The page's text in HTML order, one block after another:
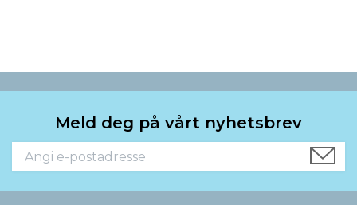
Meld deg på vårt nyhetsbrev